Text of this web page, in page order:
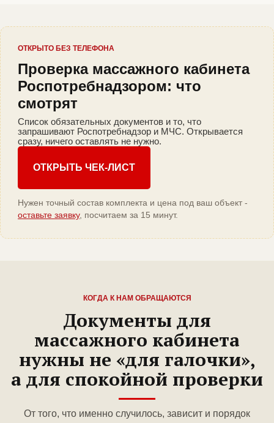
ОТКРЫТО БЕЗ ТЕЛЕФОНА
Проверка массажного кабинета
Роспотребнадзором: что
смотрят
Список обязательных документов и то, что
запрашивают Роспотребнадзор и МЧС. Открывается
сразу, ничего оставлять не нужно.
ОТКРЫТЬ ЧЕК-ЛИСТ
Нужен точный состав комплекта и цена под ваш объект -
оставьте заявку, посчитаем за 15 минут.
КОГДА К НАМ ОБРАЩАЮТСЯ
Документы для
массажного кабинета
нужны не «для галочки»,
а для спокойной проверки
От того, что именно случилось, зависит и порядок